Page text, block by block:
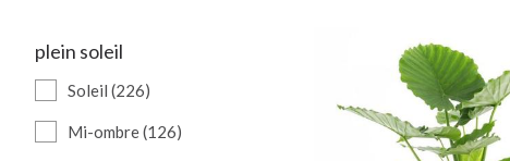
plein soleil
Soleil (226)
Mi-ombre (126)